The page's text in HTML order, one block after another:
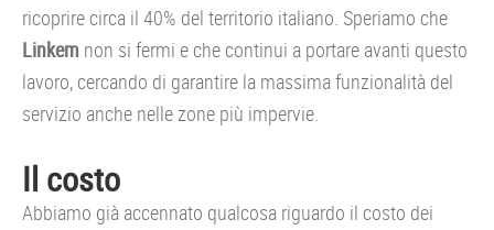
ricoprire circa il 40% del territorio italiano. Speriamo che
Linkem non si fermi e che continui a portare avanti questo
lavoro, cercando di garantire la massima funzionalità del
servizio anche nelle zone più impervie.
Il costo
Abbiamo già accennato qualcosa riguardo il costo dei